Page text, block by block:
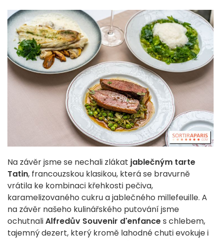
Na závěr jsme se nechali zlákat jablečným tarte
Tatin, francouzskou klasikou, která se bravurně
vrátila ke kombinaci křehkosti pečiva,
karamelizovaného cukru a jablečného millefeuille. A
na závěr našeho kulinářského putování jsme
ochutnaliAlfredův Souvenir d'enfances chlebem,
tajemný dezert, který kromě lahodné chuti evokuje i